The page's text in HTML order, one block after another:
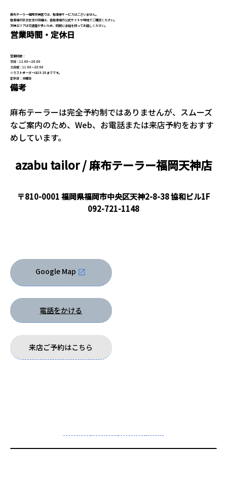
麻布テーラー福岡天神店では、駐車券サービスはございません。
駐車場の空き状況や詳細は、各駐車場の公式サイトや現地でご確認ください。
天神エリアは交通量が多いため、時間に余裕を持ってお越しください。
営業時間・定休日
営業時間：
平日：12:00～20:00
土日祝：11:00～20:00
※ラストオーダーは19:30までです。
定休日：木曜日
備考
麻布テーラーは完全予約制ではありませんが、スムーズ
なご案内のため、Web、お電話または来店予約をおすす
めしています。
azabu tailor / 麻布テーラー福岡天神店
〒810-0001 福岡県福岡市中央区天神2-8-38 協和ビル1F
092-721-1148
Google Map
電話をかける
来店ご予約はこちら